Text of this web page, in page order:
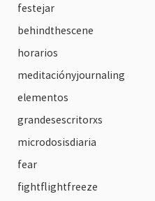
festejar
behindthescene
horarios
meditaciónyjournaling
elementos
grandesescritorxs
microdosisdiaria
fear
fightflightfreeze